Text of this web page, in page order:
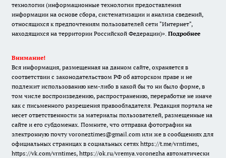
технологии (информационные технологии предоставления
информации на основе сбора, систематизации и анализа сведений,
относящихся к предпочтениям пользователей сети "Интернет",
находящихся на территории Российской Федерации)». Подробнее
Внимание!
Вся информация, размещенная на данном сайте, охраняется в
соответствии с законодательством РФ об авторском праве и не
подлежит использованию кем-либо в какой бы то ни было форме, в
том числе воспроизведению, распространению, переработке не иначе
как с письменного разрешения правообладателя. Редакция портала не
несет ответственности за материалы пользователей, размещенные на
сайте и его субдоменах. Помните, что отправка фотографии на
электронную почту voroneztimes@gmail.com или же в сообщениях для
официальных страницах в социальных сетях https://t.me/vrntimes,
https://vk.com/vrntimes, https://ok.ru/vremya.voronezha автоматически